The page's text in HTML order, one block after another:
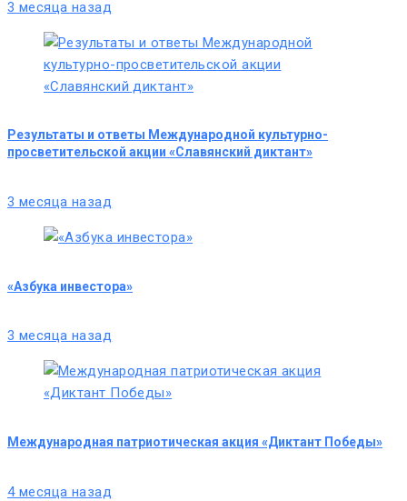
3 месяца назад
Результаты и ответы Международной культурно-
просветительской акции «Славянский диктант»
3 месяца назад
«Азбука инвестора»
3 месяца назад
Международная патриотическая акция «Диктант Победы»
4 месяца назад